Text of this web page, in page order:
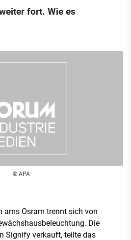
fort. Wie es
© APA
ams Osram trennt sich von
Die
Signify verkauft, teilte das